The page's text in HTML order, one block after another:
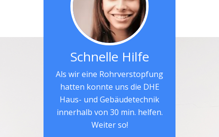
Schnelle Hilfe
Als wir eine Rohrverstopfung
hatten konnte uns die DHE
Haus- und Gebäudetechnik
innerhalb von 30 min. helfen.
Weiter so!